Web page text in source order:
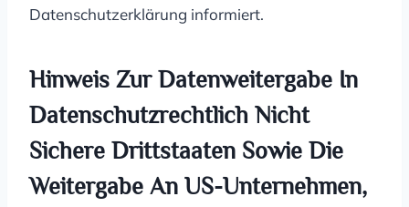
Datenschutzerklärung informiert.
Hinweis Zur Datenweitergabe In
Datenschutzrechtlich Nicht
Sichere Drittstaaten Sowie Die
Weitergabe An US-Unternehmen,